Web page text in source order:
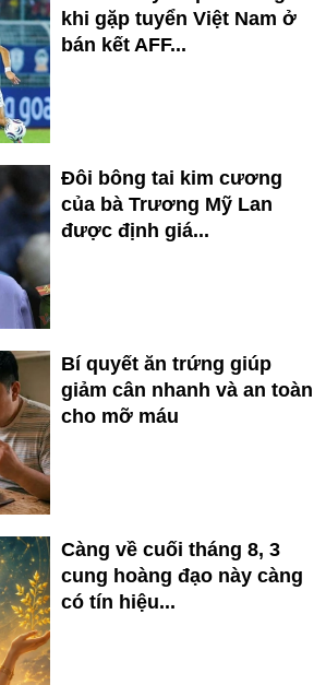
khi gặp tuyển Việt Nam ở
bán kết AFF...
Đôi bông tai kim cương
của bà Trương Mỹ Lan
được định giá...
Bí quyết ăn trứng giúp
giảm cân nhanh và an toàn
cho mỡ máu
Càng về cuối tháng 8, 3
cung hoàng đạo này càng
có tín hiệu...